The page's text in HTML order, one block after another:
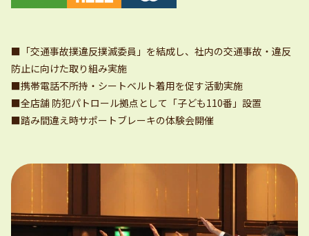
■「交通事故撲違反撲滅委員」を結成し、社内の交通事故・違反
防止に向けた取り組み実施
■携帯電話不所持・シートベルト着用を促す活動実施
■全店舗 防犯パトロール拠点として「子ども110番」設置
■踏み間違え時サポートブレーキの体験会開催